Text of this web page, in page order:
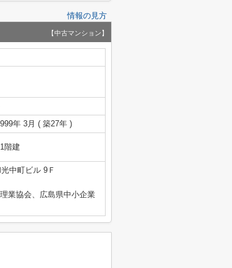
情報の見方
【中古マンション】
年 3月 ( 築27年 )
階建
中町ビル 9Ｆ
業協会、広島県中小企業